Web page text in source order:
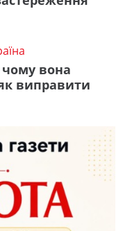
чому вона
виправити